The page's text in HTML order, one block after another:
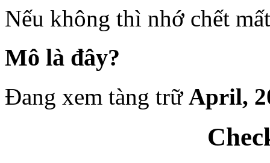
Nếu không thì nhớ chết
Mô là đây?
Đang xem tàng trữApril,